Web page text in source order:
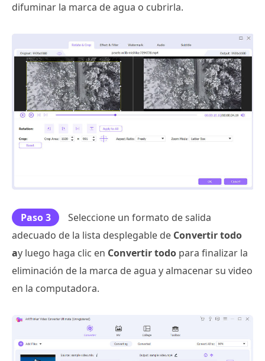
difuminar la marca de agua o cubrirla.
Paso 3
Seleccione un formato de salida
adecuado de la lista desplegable de Convertir todo
ay luego haga clic en Convertir todo para finalizar la
eliminación de la marca de agua y almacenar su video
en la computadora.